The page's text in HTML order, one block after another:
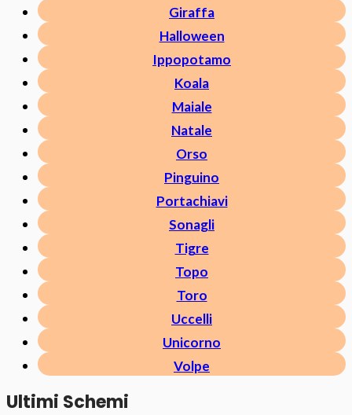
Giraffa
Halloween
Ippopotamo
Koala
Maiale
Natale
Orso
Pinguino
Portachiavi
Sonagli
Tigre
Topo
Toro
Uccelli
Unicorno
Volpe
Ultimi Schemi